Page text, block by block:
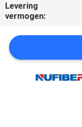
VERZOEK
OM
EEN
CITAAT
Levering
vermogen: